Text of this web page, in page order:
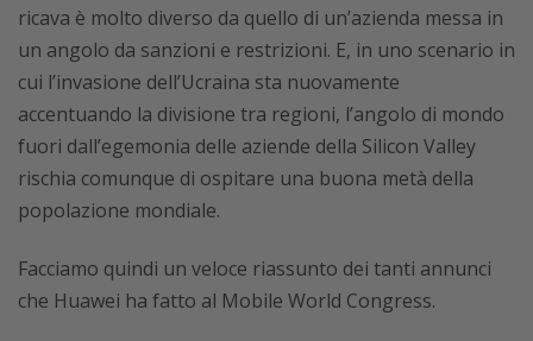
ricava è molto diverso da quello di un’azienda messa in
un angolo da sanzioni e restrizioni. E, in uno scenario in
cui l’invasione dell’Ucraina sta nuovamente
accentuando la divisione tra regioni, l’angolo di mondo
fuori dall’egemonia delle aziende della Silicon Valley
rischia comunque di ospitare una buona metà della
popolazione mondiale.
Facciamo quindi un veloce riassunto dei tanti annunci
che Huawei ha fatto al Mobile World Congress.